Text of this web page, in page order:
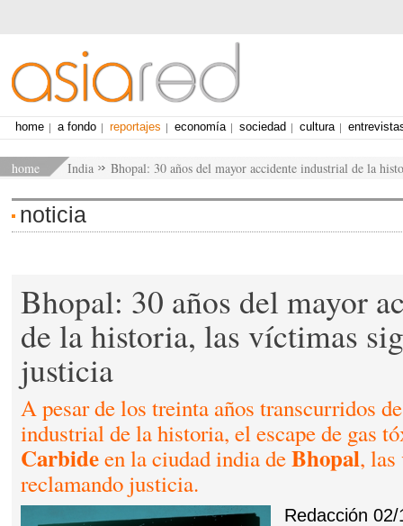
home India Bhopal: 30 años del mayor accidente industrial de la
home a fondo reportajes economía sociedad cultura
noticia
Bhopal: 30 años del mayor
de la historia, las víctimas
justicia
A pesar de los treinta años transcurridos
industrial de la historia, el escape de gas
Carbideen la ciudad india deBhopal,
reclamando justicia.
Redacción 02/